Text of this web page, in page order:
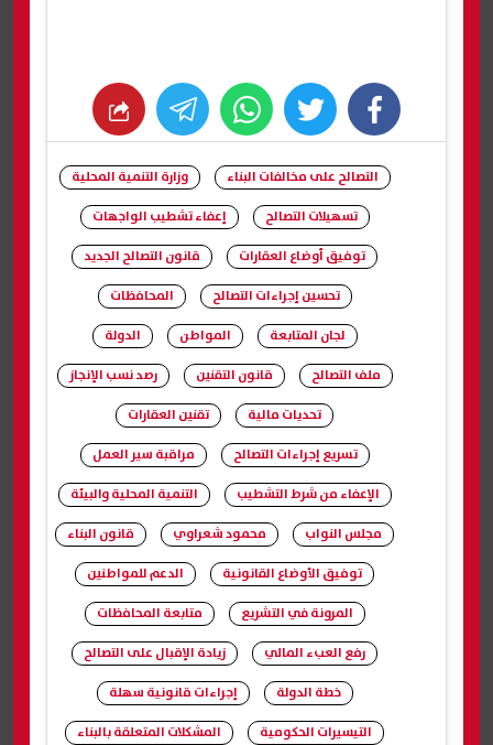
facebook
twitter
whats
التصالح على مخالفات البناء
وزارة التنمية المحلية
تسهيلات التصالح
إعفاء تشطيب الواجهات
توفيق أوضاع العقارات
قانون التصالح الجديد
تحسين إجراءات التصالح
المحافظات
لجان المتابعة
المواطن
الدولة
ملف التصالح
قانون التقنين
رصد نسب الإنجاز
تحديات مالية
تقنين العقارات
تسريع إجراءات التصالح
مراقبة سير العمل
الإعفاء من شرط التشطيب
التنمية المحلية والبيئة
مجلس النواب
محمود شعراوي
قانون البناء
توفيق الأوضاع القانونية
الدعم للمواطنين
المرونة في التشريع
متابعة المحافظات
رفع العبء المالي
زيادة الإقبال على التصالح
خطة الدولة
إجراءات قانونية سهلة
التيسيرات الحكومية
المشكلات المتعلقة بالبناء